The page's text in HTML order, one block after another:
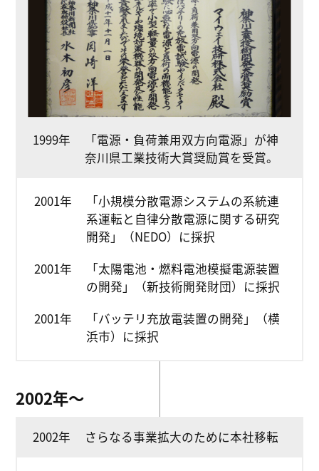
1999年
「電源・負荷兼用双方向電源」が神
奈川県工業技術大賞奨励賞を受賞。
2001年
「小規模分散電源システムの系統連
系運転と自律分散電源に関する研究
開発」（NEDO）に採択
2001年
「太陽電池・燃料電池模擬電源装置
の開発」（新技術開発財団）に採択
2001年
「バッテリ充放電装置の開発」（横
浜市）に採択
2002年〜
2002年 さらなる事業拡大のために本社移転